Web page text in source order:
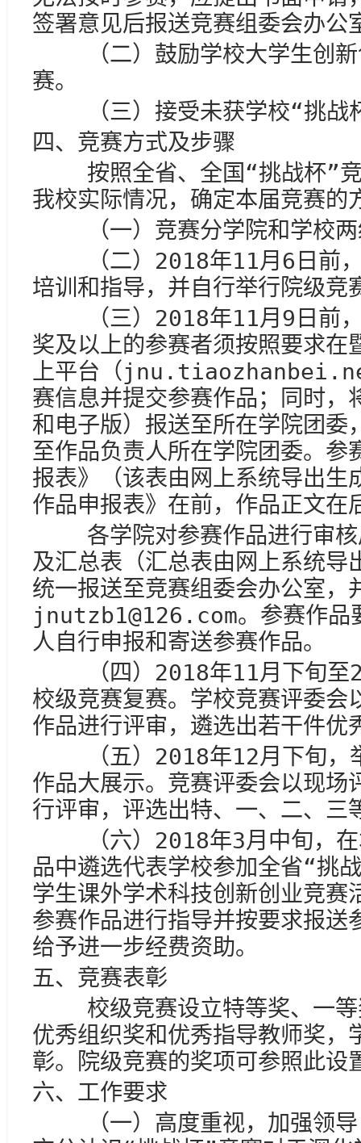
签署意见后报送竞赛组委会办公
（二）鼓励学校大学生创新
赛。
（三）接受未获学校“挑战
四、竞赛方式及步骤
按照全省、全国“挑战杯”竞
我校实际情况，确定本届竞赛的
（一）竞赛分学院和学校两
（二）2018年11月6日前，
培训和指导，并自行举行院级竞
（三）2018年11月9日前，
奖及以上的参赛者须按照要求在
上平台（
赛信息并提交参赛作品；同时，
和电子版）报送至所在学院团委
至作品负责人所在学院团委。参
报表》（该表由网上系统导出生
作品申报表》在前，作品正文在
各学院对参赛作品进行审核
及汇总表（汇总表由网上系统
统一报送至竞赛组委会办公室，
jnutzb1@126.com。参赛作品
人自行申报和寄送参赛作品。
（四）2018年11月下旬至
校级竞赛复赛。学校竞赛评委会
作品进行评审，遴选出若干件优
（五）2018年12月下旬，
作品大展示。竞赛评委会以现场
行评审，评选出特、一、二、三
（六）2018年3月中旬，在
品中遴选代表学校参加全省“挑
学生课外学术科技创新创业竞赛
参赛作品进行指导并按要求报送
给予进一步经费资助。
五、竞赛表彰
校级竞赛设立特等奖、一等
优秀组织奖和优秀指导教师奖，
彰。院级竞赛的奖项可参照此设
六、工作要求
（一）高度重视，加强领导